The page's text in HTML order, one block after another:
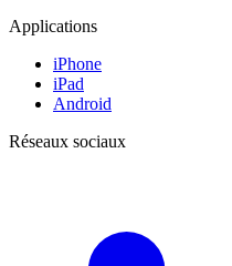
Applications
iPhone
iPad
Android
Réseaux sociaux